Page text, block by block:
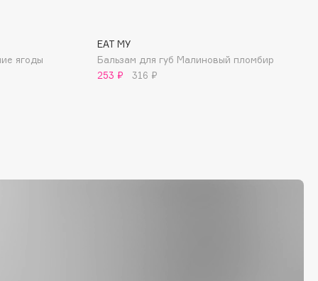
ягоды
EAT MY
Бальзам для губ Малиновый пломбир
253 ₽
316 ₽